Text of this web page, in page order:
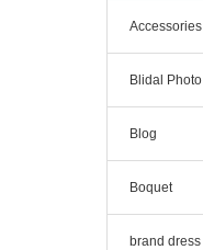
Accessories
Blidal Photo
Blog
Boquet
brand dress